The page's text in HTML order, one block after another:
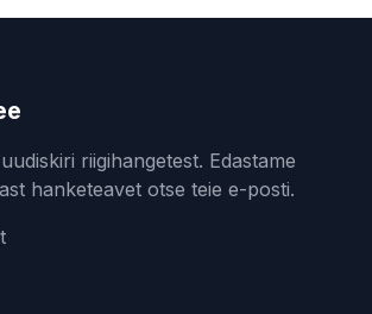
riigihangetest. Edastame
hanketeavet otse teie e-posti.